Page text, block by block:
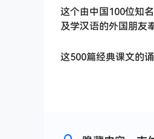
这个由中国100位知
及学汉语的外国朋友
这500篇经典课文的